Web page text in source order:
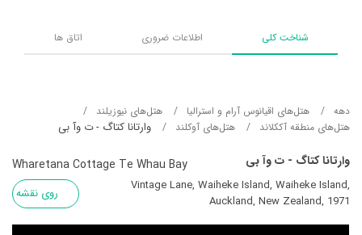
شناخت کلی اطلاعات ضروری اتاق ها
دهه هتل‌های اقیانوس آرام و استرالیا
هتل‌های نیوزیلند
هتل‌های منطقه آککلاند
هتل‌های آوکلند وارتانا کتاگ - ت وآ بی
وارتانا کتاگ - ت وآ بی Wharetana Cottage Te Whau Bay
Vintage Lane, Waiheke Island, Waiheke Island,
Auckland, New Zealand, 1971
روی نقشه